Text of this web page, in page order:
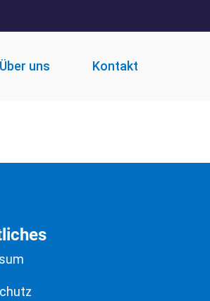
Über uns Kontakt